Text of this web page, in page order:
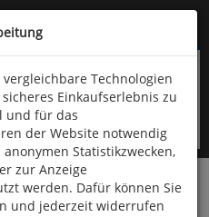
9323-960
Fossilien & Mineralien
Technologien
Einkaufserlebnis zu
und für das
der Website notwendig
Statistikzwecken,
zur Anzeige
werden. Dafür können Sie
und jederzeit widerrufen